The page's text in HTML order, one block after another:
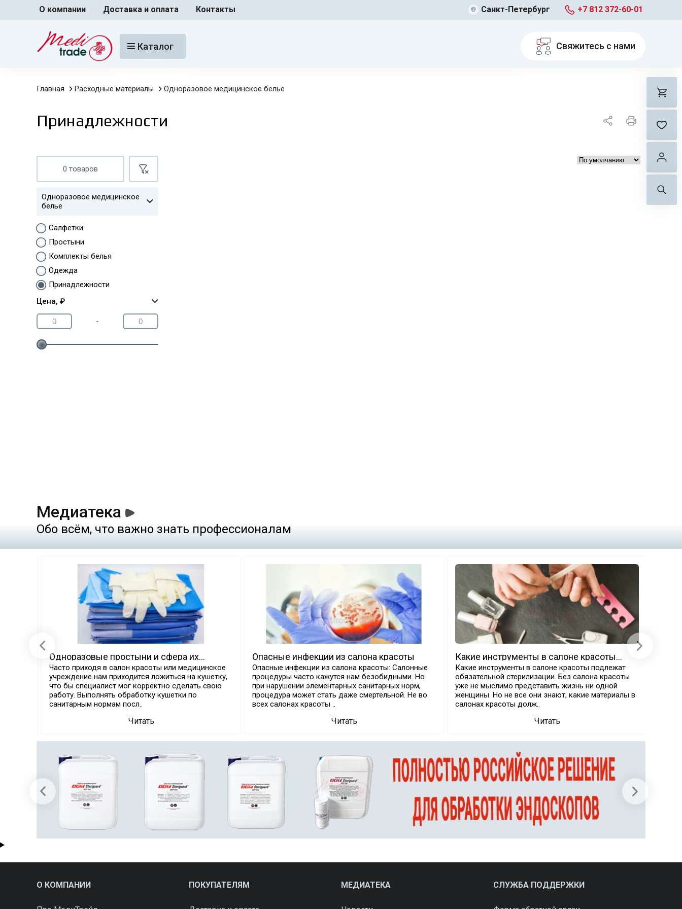
О компании Доставка и оплата Контакты Санкт-Петербург +7 812 372-60-01
Каталог Свяжитесь с нами
Главная Расходные материалы Одноразовое медицинское белье
Принадлежности
0 товаров
Одноразовое медицинское
белье
Салфетки
Простыни
Комплекты белья
Одежда
Принадлежности
Цена, ₽
-
Медиатека
Обо всём, что важно знать профессионалам
Одноразовые простыни и сфера их
применения.
Часто приходя в салон красоты или медицинское
учреждение нам приходится ложиться на кушетку,
что бы специалист мог корректно сделать свою
работу. Выполнять обработку кушетки по
санитарным нормам посл..
Читать
Опасные инфекции из салона красоты
Опасные инфекции из салона красоты: Салонные
процедуры часто кажутся нам безобидными. Но
при нарушении элементарных санитарных норм,
процедура может стать даже смертельной. Не во
всех салонах красоты ..
Читать
Какие инструменты в салоне красоты
подлежат обязательной стерилизации
Какие инструменты в салоне красоты подлежат
обязательной стерилизации. Без салона красоты
уже не мыслимо представить жизнь ни одной
женщины. Но не все они знают, какие материалы в
салонах красоты долж..
Читать
О КОМПАНИИ ПОКУПАТЕЛЯМ МЕДИАТЕКА СЛУЖБА ПОДДЕРЖКИ